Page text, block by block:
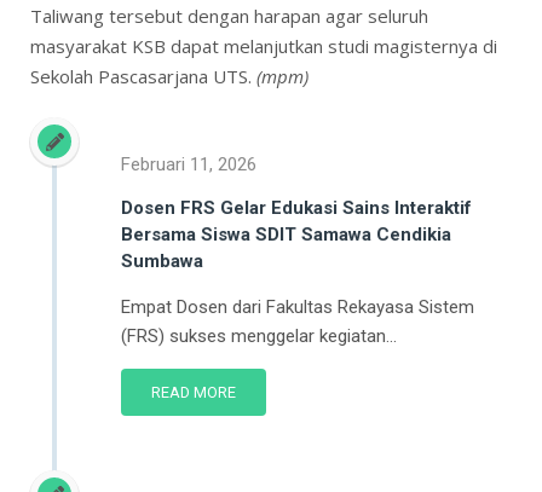
Taliwang tersebut dengan harapan agar seluruh
masyarakat KSB dapat melanjutkan studi magisternya di
Sekolah Pascasarjana UTS. (mpm)
Dosen FRS Gelar Edukasi Sains Interaktif
Bersama Siswa SDIT Samawa Cendikia
Sumbawa
Empat Dosen dari Fakultas Rekayasa Sistem
(FRS) sukses menggelar kegiatan...
READ MORE
Februari 11, 2026